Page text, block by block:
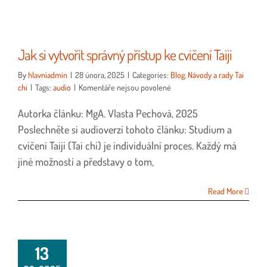
Jak si vytvořit správný přístup ke cvičení Taiji
Byhlavniadmin | 28 února, 2025 | Categories: Blog, Návody a rady Tai
chi | Tags: audio | Komentáře nejsou povolenéu
s
názvem
Jak
si
ke
Autorka článku: MgA. Vlasta Pechová, 2025
Poslechněte si audioverzi tohoto článku: Studium a
cvičení Taiji (Tai chi) je individuální proces. Každý má
jiné možnosti a představy o tom,
Read More
13